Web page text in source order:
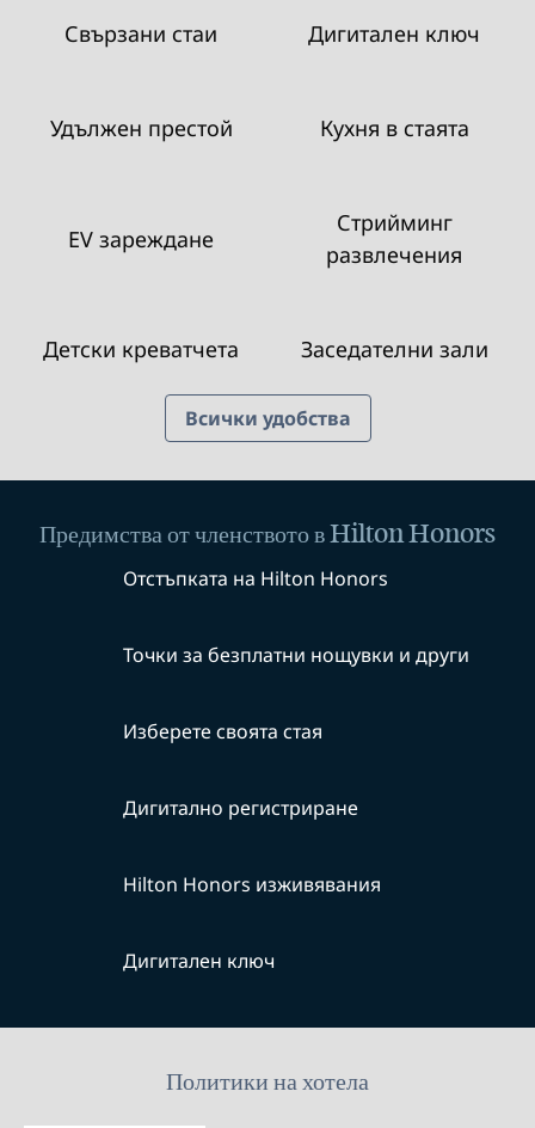
Свързани стаи Дигитален ключ
Удължен престой Кухня в стаята
EV зареждане
Стрийминг
развлечения
Детски креватчета Заседателни зали
Всички удобства
Предимства от членството в Hilton Honors
Отстъпката на Hilton Honors
Точки за безплатни нощувки и други
Изберете своята стая
Дигитално регистриране
Hilton Honors изживявания
Дигитален ключ
Политики на хотела